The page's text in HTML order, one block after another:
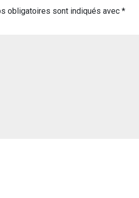
obligatoires sont indiqués avec *